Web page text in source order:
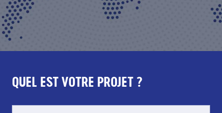
QUEL EST VOTRE PROJET ?